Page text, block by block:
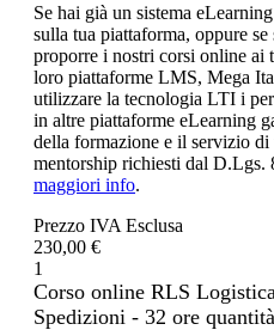
Se hai già un sistema
sulla tua piattaforma, oppure
proporre i nostri corsi online ai
loro piattaforme LMS, Mega
utilizzare la tecnologia LTI i
in altre piattaforme eLearning
della formazione e il servizio
mentorship richiesti dal D.Lgs.
maggiori info.
Prezzo IVA Esclusa
230,00 €
1
Corso online RLS
Spedizioni - 32 ore quantità